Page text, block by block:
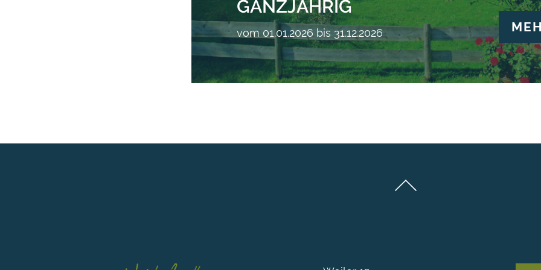
GANZJÄHRIG
vom 01.01.2026 bis 31.12.2026